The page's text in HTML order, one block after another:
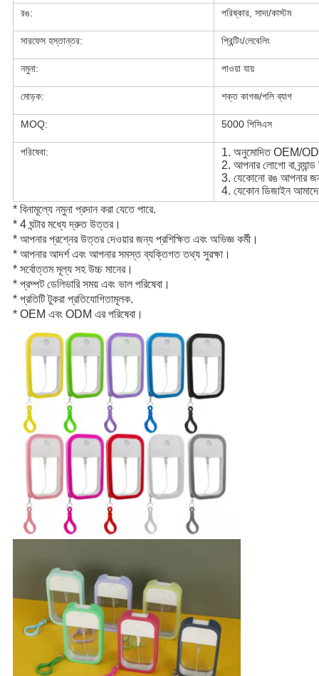
রঙ: পরিষ্কার, সাদা/কাস্টম
সারফেস হস্তান্তর: প্রিন্টিং/লেবেলিং
নমুনা: পাওয়া যায়
মোড়ক: শক্ত কাগজ/পলি ব্যাগ
MOQ: 5000 পিসিএস
পরিষেবা:
1. অনুমোদিত OEM/
2. আপনার লোগো বা ব্র্যান্ড
3. যেকোনো রঙ আপনার জন্য
4. যেকোন ডিজাইন
* বিনামূল্যে নমুনা প্রদান করা যেতে পারে.
* 4 ঘন্টার মধ্যে দ্রুত উত্তর।
* আপনার প্রশ্নের উত্তর দেওয়ার জন্য প্রশিক্ষিত এবং অভিজ্ঞ কর্মী।
* আপনার আদর্শ এবং আপনার সমস্ত ব্যক্তিগত তথ্য সুরক্ষা।
* সর্বোত্তম মূল্য সহ উচ্চ মানের।
* প্রম্পট ডেলিভারি সময় এবং ভাল পরিষেবা।
* প্রতিটি টুকরা প্রতিযোগিতামূলক.
* OEM এবং ODM এর পরিষেবা।